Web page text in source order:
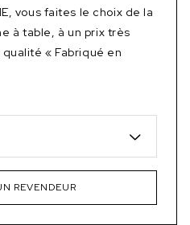
vous faites le choix de la
à table, à un prix très
« Fabriqué en
REVENDEUR